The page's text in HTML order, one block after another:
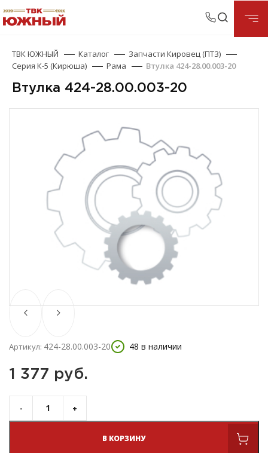
ТВК ЮЖНЫЙ Каталог
Запчасти Кировец (ПТЗ)
Серия К-5 (Кирюша)
Рама Втулка 424-28.00.003-20
Втулка 424-28.00.003-20
Артикул: 424-28.00.003-20 48 в наличии
1 377 руб.
В КОРЗИНУ